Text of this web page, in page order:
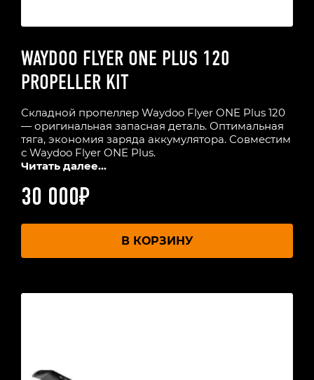
WAYDOO FLYER ONE PLUS 120
PROPELLER KIT
Складной пропеллер Waydoo Flyer ONE Plus 120
— оригинальная запасная деталь. Оптимальная
тяга, экономия заряда аккумулятора. Совместим
с Waydoo Flyer ONE Plus.
Читать далее...
30 000₽
В КОРЗИНУ